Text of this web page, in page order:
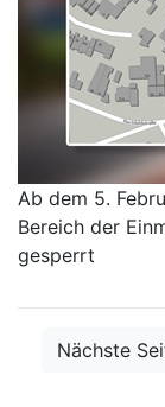
Ab dem 5.
Bereich der
gesperrt
Nächste